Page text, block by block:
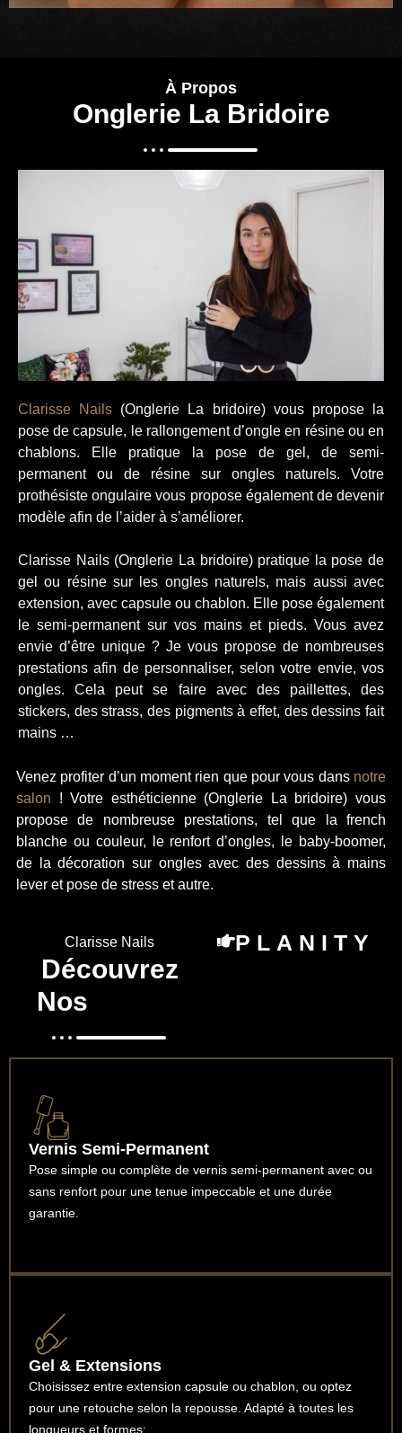
À Propos
Onglerie La Bridoire
Clarisse Nails (Onglerie La bridoire) vous propose la
pose de capsule, le rallongement d’ongle en résine ou en
chablons. Elle pratique la pose de gel, de semi-
permanent ou de résine sur ongles naturels. Votre
prothésiste ongulaire vous propose également de devenir
modèle afin de l’aider à s’améliorer.
Clarisse Nails (Onglerie La bridoire) pratique la pose de
gel ou résine sur les ongles naturels, mais aussi avec
extension, avec capsule ou chablon. Elle pose également
le semi-permanent sur vos mains et pieds. Vous avez
envie d’être unique ? Je vous propose de nombreuses
prestations afin de personnaliser, selon votre envie, vos
ongles. Cela peut se faire avec des paillettes, des
stickers, des strass, des pigments à effet, des dessins fait
mains …
Venez profiter d’un moment rien que pour vous dans notre
salon ! Votre esthéticienne (Onglerie La bridoire) vous
propose de nombreuse prestations, tel que la french
blanche ou couleur, le renfort d’ongles, le baby-boomer,
de la décoration sur ongles avec des dessins à mains
lever et pose de stress et autre.
Clarisse Nails
Découvrez
Nos
PLANITY
Vernis Semi-Permanent
Pose simple ou complète de vernis semi-permanent avec ou
sans renfort pour une tenue impeccable et une durée
garantie.
Gel & Extensions
Choisissez entre extension capsule ou chablon, ou optez
pour une retouche selon la repousse. Adapté à toutes les
longueurs et formes;